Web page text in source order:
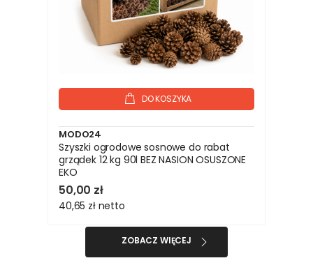
DO KOSZYKA
MODO24
Szyszki ogrodowe sosnowe do rabat
grządek 12 kg 90l BEZ NASION OSUSZONE
EKO
50,00 zł
40,65 zł netto
ZOBACZ WIĘCEJ